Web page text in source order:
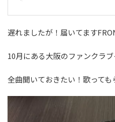
遅れましたが！届いてます
10月にある大阪のファンクラ
全曲聞いておきたい！歌っても